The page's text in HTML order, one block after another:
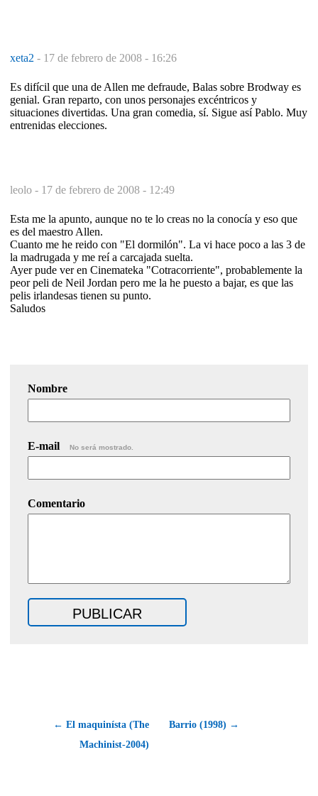
xeta2 - 17 de febrero de 2008 - 16:26
Es difícil que una de Allen me defraude, Balas sobre Brodway es
genial. Gran reparto, con unos personajes excéntricos y
situaciones divertidas. Una gran comedia, sí. Sigue así Pablo. Muy
entrenidas elecciones.
leolo - 17 de febrero de 2008 - 12:49
Esta me la apunto, aunque no te lo creas no la conocía y eso que
es del maestro Allen.
Cuanto me he reido con "El dormilón". La vi hace poco a las 3 de
la madrugada y me reí a carcajada suelta.
Ayer pude ver en Cinemateka "Cotracorriente", probablemente la
peor peli de Neil Jordan pero me la he puesto a bajar, es que las
pelis irlandesas tienen su punto.
Saludos
Nombre
E-mail No será mostrado.
Comentario
← El maquinísta (The
Machinist-2004)
Barrio (1998) →